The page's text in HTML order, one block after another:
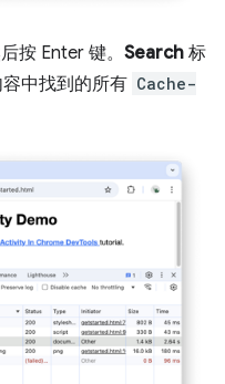
后按 Enter 键。 Search 标
中找到的所有 Cache-